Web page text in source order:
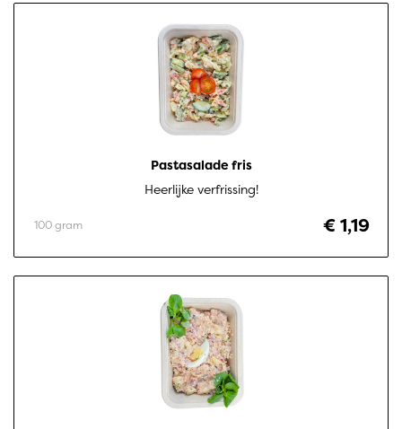
Pastasalade fris
Heerlijke verfrissing!
€ 1,19
100 gram